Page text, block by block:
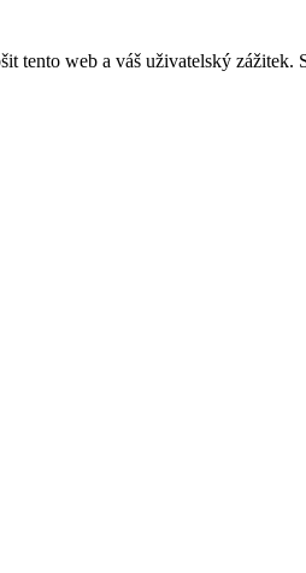
tento web a váš uživatelský zážitek.